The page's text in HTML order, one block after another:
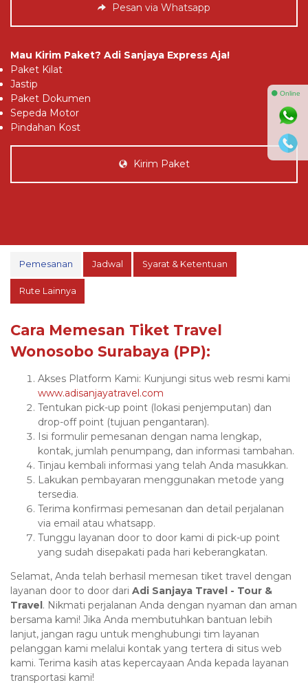
Pesan via Whatsapp
Mau Kirim Paket? Adi Sanjaya Express Aja!
Paket Kilat
Jastip
Paket Dokumen
Sepeda Motor
Pindahan Kost
Kirim Paket
Pemesanan Jadwal Syarat & Ketentuan
Rute Lainnya
Cara Memesan Tiket Travel
Wonosobo Surabaya (PP):
Akses Platform Kami: Kunjungi situs web resmi kami
www.adisanjayatravel.com
Tentukan pick-up point (lokasi penjemputan) dan
drop-off point (tujuan pengantaran).
Isi formulir pemesanan dengan nama lengkap,
kontak, jumlah penumpang, dan informasi tambahan.
Tinjau kembali informasi yang telah Anda masukkan.
Lakukan pembayaran menggunakan metode yang
tersedia.
Terima konfirmasi pemesanan dan detail perjalanan
via email atau whatsapp.
Tunggu layanan door to door kami di pick-up point
yang sudah disepakati pada hari keberangkatan.
Selamat, Anda telah berhasil memesan tiket travel dengan
layanan door to door dari Adi Sanjaya Travel - Tour &
Travel. Nikmati perjalanan Anda dengan nyaman dan aman
bersama kami! Jika Anda membutuhkan bantuan lebih
lanjut, jangan ragu untuk menghubungi tim layanan
pelanggan kami melalui kontak yang tertera di situs web
kami. Terima kasih atas kepercayaan Anda kepada layanan
transportasi kami!
⚫ Online